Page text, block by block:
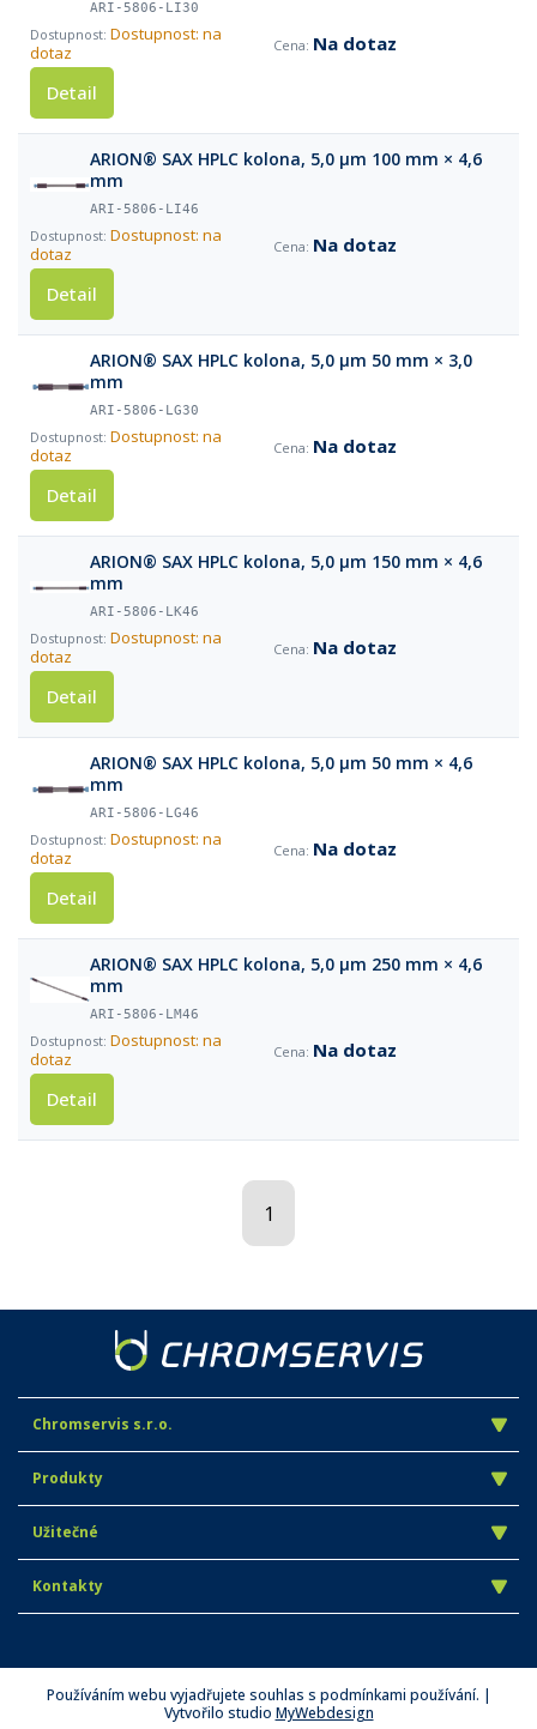
ARI-5806-LI30
Dostupnost: na
dotaz
Na dotaz
Detail
ARION® SAX HPLC kolona, 5,0 µm 100 mm × 4,6
mm
ARI-5806-LI46
Dostupnost: na
dotaz
Na dotaz
Detail
ARION® SAX HPLC kolona, 5,0 µm 50 mm × 3,0
mm
ARI-5806-LG30
Dostupnost: na
dotaz
Na dotaz
Detail
ARION® SAX HPLC kolona, 5,0 µm 150 mm × 4,6
mm
ARI-5806-LK46
Dostupnost: na
dotaz
Na dotaz
Detail
ARION® SAX HPLC kolona, 5,0 µm 50 mm × 4,6
mm
ARI-5806-LG46
Dostupnost: na
dotaz
Na dotaz
Detail
ARION® SAX HPLC kolona, 5,0 µm 250 mm × 4,6
mm
ARI-5806-LM46
Dostupnost: na
dotaz
Na dotaz
Detail
1
Chromservis s.r.o.
Produkty
Užitečné
Kontakty
Používáním webu vyjadřujete souhlas s podmínkami používání. |
Vytvořilo studio MyWebdesign